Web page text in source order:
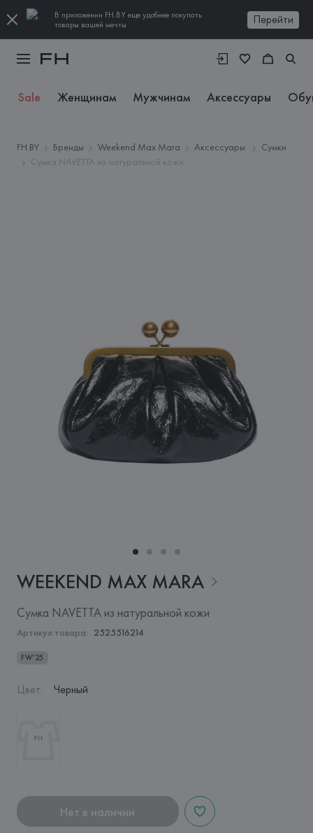
В приложении FH.BY еще удобнее покупать
товары вашей мечты
Перейти
Sale Женщинам Мужчинам Аксессуары
FH.BY Бренды Weekend Max Mara Аксессуары
Сумки
Сумка NAVETTA из натуральной кожи
WEEKEND MAX MARA
Сумка NAVETTA из натуральной кожи
Артикул товара: 2525516214
FW’25
Цвет: Черный
Нет в наличии